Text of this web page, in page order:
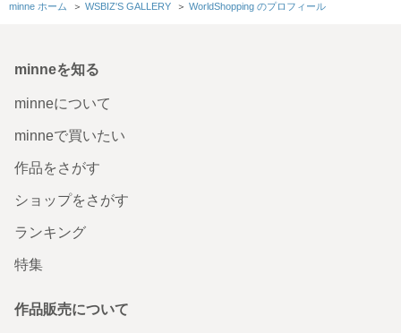
minne ホーム ＞ WSBIZ'S GALLERY ＞ WorldShopping のプロフィール
minneを知る
minneについて
minneで買いたい
作品をさがす
ショップをさがす
ランキング
特集
作品販売について